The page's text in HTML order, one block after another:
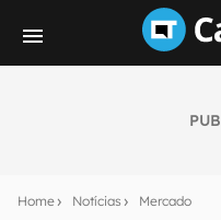
Home Notícias Mercado
notícias e reviews